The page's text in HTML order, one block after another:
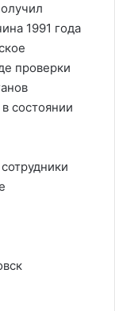
1991 года
проверки
состоянии